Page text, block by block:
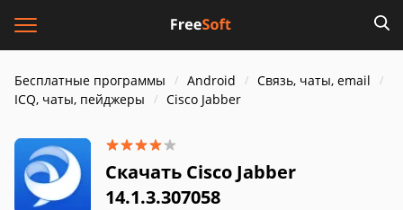
Бесплатные программы Android
Связь, чаты, email
ICQ, чаты, пейджеры
Cisco Jabber
Скачать Cisco Jabber
14.1.3.307058